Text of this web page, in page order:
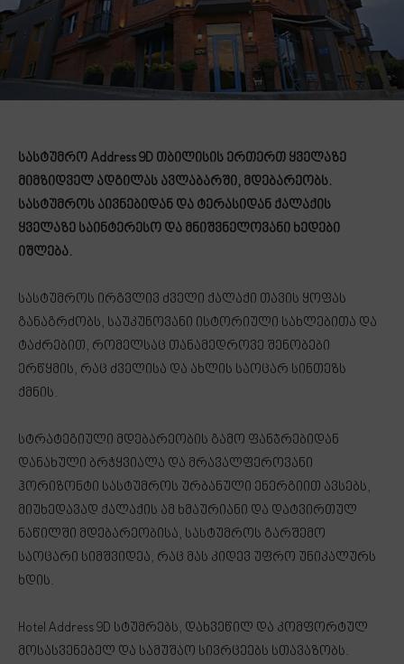
სასტუმრო Address 9D თბილისის ერთერთ ყველაზე
მიმზიდველ ადგილას ავლაბარში, მდებარეობს.
სასტუმროს აივნებიდან და ტერასიდან ქალაქის
ყველაზე საინტერესო და მნიშვნელოვანი ხედები
იშლება.
სასტუმროს ირგვლივ ძველი ქალაქი თავის ყოფას
განაგრძობს, საუკუნოვანი ისტორიული სახლებითა და
ტაძრებით, რომელსაც თანამედროვე შენობები
ერწყმის, რაც ძველისა და ახლის საოცარ სინთეზს
ქმნის.
სტრატეგიული მდებარეობის გამო ფანჯრებიდან
დანახული ბრჭყვიალა და მრავალფეროვანი
ჰორიზონტი სასტუმროს ურბანული ენერგიით ავსებს,
მიუხედავად ქალაქის ამ ხმაურიანი და დატვირთულ
ნაწილში მდებარეობისა, სასტუმროს გარშემო
საოცარი სიმშვიდეა, რაც მას კიდევ უფრო უნიკალურს
ხდის.
Hotel Address 9D სტუმრებს, დახვეწილ და კომფორტულ
მოსასვენებელ და სამუშაო სივრცეებს სთავაზობს.